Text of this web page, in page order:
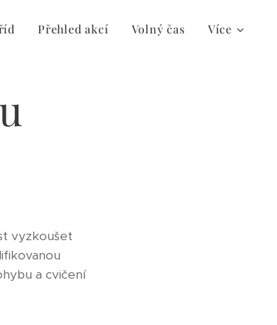
Přehled akcí Volný čas Více
vyzkoušet
a cvičení